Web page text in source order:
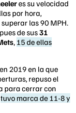
es su velocidad
por hora,
las 90 MPH.
de sus31
, 15 de ellas
en 2019 en la que
repuso el
para cerrar con
tuvo marca de 11-8 y